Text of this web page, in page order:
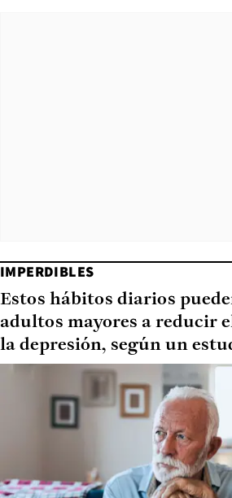
IMPERDIBLES
Estos hábitos diarios
adultos mayores a reducir
la depresión, según un